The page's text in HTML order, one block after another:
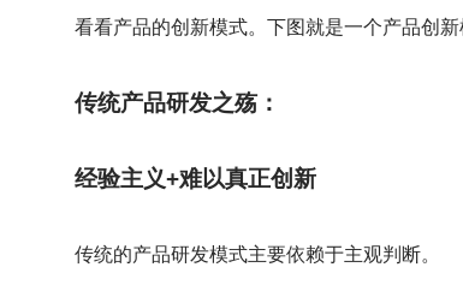
看看产品的创新模式。下图就是一个产品创
传统产品研发之殇：
经验主义+难以真正创新
传统的产品研发模式主要依赖于主观判断。